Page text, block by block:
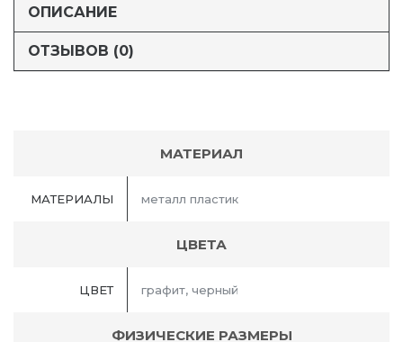
ОПИСАНИЕ
ОТЗЫВОВ (0)
МАТЕРИАЛ
МАТЕРИАЛЫ металл пластик
ЦВЕТА
ЦВЕТ графит, черный
ФИЗИЧЕСКИЕ РАЗМЕРЫ